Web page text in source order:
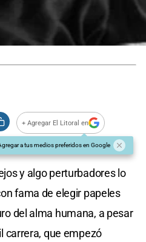
+ Agregar El Litoral en
a tus medios preferidos en Google
y algo perturbadores lo
fama de elegir papeles
del alma humana, a pesar
carrera, que empezó